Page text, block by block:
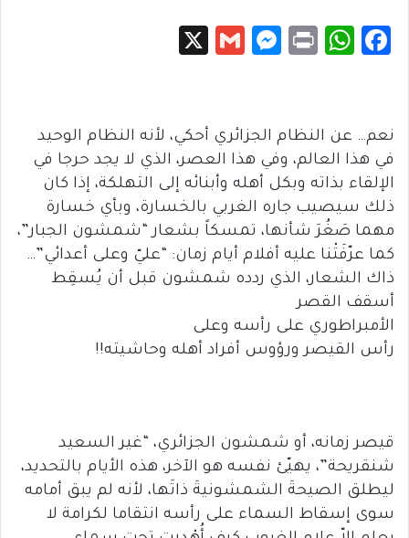
Fa
b
o
ok
W
sA
p
p
Pr
M
n
g
er
G
نعم… عن النظام الجزائري أحكي، لأنه النظام الوحيد
في هذا العالم، وفي هذا العصر، الذي لا يجد حرجا في
الإلقاء بذاته وبكل أهله وأبنائه إلى التهلكة، إذا كان
ذلك سيصيب جاره الغربي بالخسارة، وبأي خسارة
مهما صَغُرَ شأنها، تمسكاً بشعار “شمشون الجبار”،
كما عرّفَتْنا عليه أفلام أيام زمان: “عليّ وعلى أعدائي”…
ذاك الشعار، الذي ردده شمشون قبل أن يُسقِط
أسقف القصر
الأمبراطوري على رأسه وعلى
رأس القيصر ورؤوس أفراد أهله وحاشيته!!
قيصر زمانه، أو شمشون الجزائري، “غير السعيد
شنقريحة”، يهيّئ نفسه هو الآخر، هذه الأيام بالتحديد،
ليطلق الصيحةَ الشمشونيةَ ذاتَها، لأنه لم يبق أمامه
سوى إسقاط السماء على رأسه انتقاما لكرامة لا